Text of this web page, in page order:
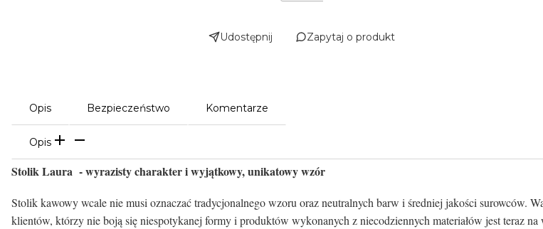
Udostępnij Zapytaj o produkt
Opis Bezpieczeństwo Komentarze
Opis
Stolik Laura - wyrazisty charakter i wyjątkowy, unikatowy wzór
Stolik kawowy wcale nie musi oznaczać tradycjonalnego wzoru oraz neutralnych barw i średniej jakości surowców.
klientów, którzy nie boją się niespotykanej formy i produktów wykonanych z niecodziennych materiałów jest teraz